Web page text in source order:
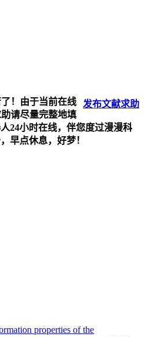
发布文献求助
！由于当前在线
请尽量完整地填
24小时在线，伴您度过漫漫科
早点休息，好梦！
properties of the